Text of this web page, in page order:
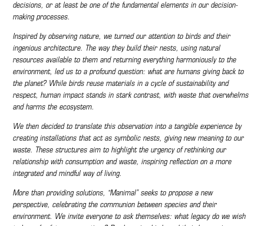
decisions, or at least be one of the fundamental elements in our decision-
making processes.
Inspired by observing nature, we turned our attention to birds and their
ingenious architecture. The way they build their nests, using natural
resources available to them and returning everything harmoniously to the
environment, led us to a profound question: what are humans giving back to
the planet? While birds reuse materials in a cycle of sustainability and
respect, human impact stands in stark contrast, with waste that overwhelms
and harms the ecosystem.
We then decided to translate this observation into a tangible experience by
creating installations that act as symbolic nests, giving new meaning to our
waste. These structures aim to highlight the urgency of rethinking our
relationship with consumption and waste, inspiring reflection on a more
integrated and mindful way of living.
More than providing solutions, “Manimal” seeks to propose a new
perspective, celebrating the communion between species and their
environment. We invite everyone to ask themselves: what legacy do we wish